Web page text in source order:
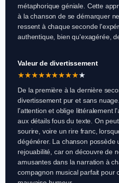
métaphorique géniale. Cette
à la chanson de se démarquer
ressent à chaque seconde
authentique, bien qu'exagérée,
Valeur de divertissement
★★★★★★★★★★
De la première à la dernière
divertissement pur et sans
l'attention et oblige littéralement
aux détails fous du texte. On
sourire, voire un rire franc,
dégénérer. La chanson possède
rejouabilité, car on découvre de
amusantes dans la narration à
compagnon musical parfait pour